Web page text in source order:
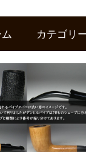
カテゴリ